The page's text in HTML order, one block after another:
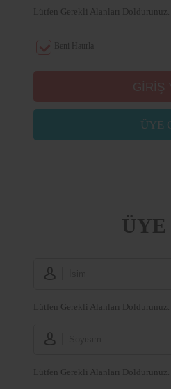
Lütfen Gerekli Alanları Doldurunuz.
Beni Hatırla
ÜYE
ÜYE
Lütfen Gerekli Alanları Doldurunuz.
Lütfen Gerekli Alanları Doldurunuz.